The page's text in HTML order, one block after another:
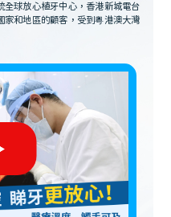
全球放心植牙中心，香港新城電台
家和地區的顧客，受到粵港澳大灣